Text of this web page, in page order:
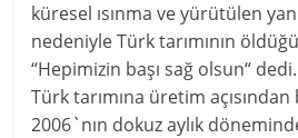
küresel ısınma ve yürütülen
nedeniyle Türk tarımının
“Hepimizin başı sağ olsun“ dedi.
Türk tarımına üretim açısından
2006`nın dokuz aylık